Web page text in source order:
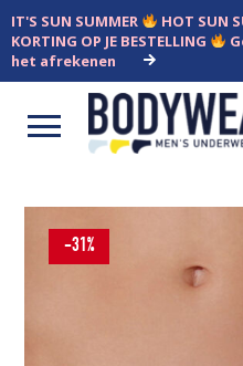
IT'S SUN SUMMER HOT SUN
KORTING OP JE BESTELLING
het afrekenen
Open
-31%